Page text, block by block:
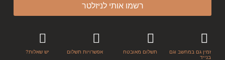
רשמו אותי לניזלטר
זמין גם במחשב וגם
בנייד
תשלום מאובטח אפשרויות תשלום יש שאלות?